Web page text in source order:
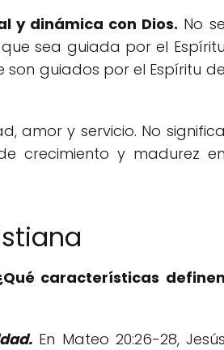
y dinámica con Dios. No se
sea guiada por el Espíritu
son guiados por el Espíritu de
amor y servicio. No significa
crecimiento y madurez en
características definen
En Mateo 20:26-28, Jesús